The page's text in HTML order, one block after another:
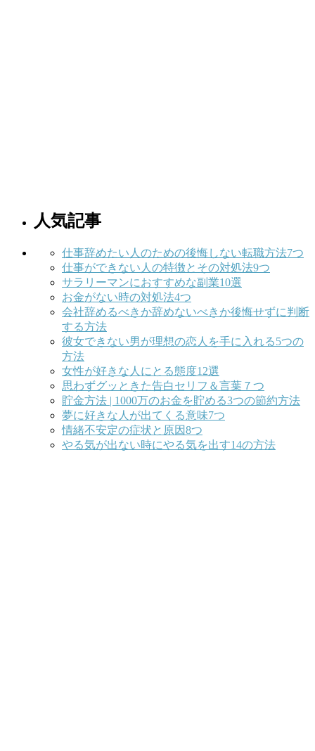
人気記事
仕事辞めたい人のための後悔しない転職方法7つ
仕事ができない人の特徴とその対処法9つ
サラリーマンにおすすめな副業10選
お金がない時の対処法4つ
会社辞めるべきか辞めないべきか後悔せずに判断
する方法
彼女できない男が理想の恋人を手に入れる5つの
方法
女性が好きな人にとる態度12選
思わずグッときた告白セリフ＆言葉７つ
貯金方法 | 1000万のお金を貯める3つの節約方法
夢に好きな人が出てくる意味7つ
情緒不安定の症状と原因8つ
やる気が出ない時にやる気を出す14の方法